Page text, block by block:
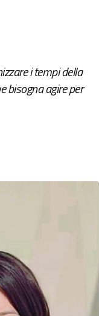
i tempi della
bisogna agire per